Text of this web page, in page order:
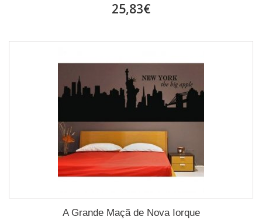
25,83€
A Grande Maçã de Nova Iorque